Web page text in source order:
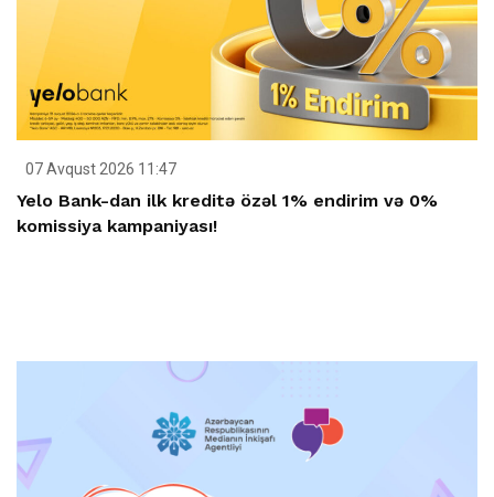
07 Avqust 2026 11:47
Yelo Bank-dan ilk kreditə özəl 1% endirim və 0%
komissiya kampaniyası!